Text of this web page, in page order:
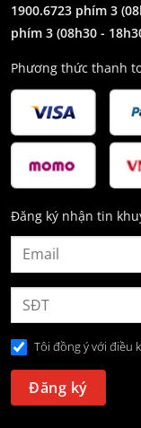
1900.6723 phím 3
phím 3 (08h30 -
Phương thức thanh
Đăng ký nhận tin
Tôi đồng ý với điều